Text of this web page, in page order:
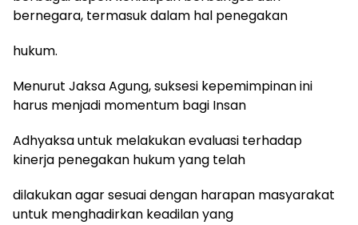
bernegara, termasuk dalam hal penegakan
hukum.
Menurut Jaksa Agung, suksesi kepemimpinan ini
harus menjadi momentum bagi Insan
Adhyaksa untuk melakukan evaluasi terhadap
kinerja penegakan hukum yang telah
dilakukan agar sesuai dengan harapan masyarakat
untuk menghadirkan keadilan yang